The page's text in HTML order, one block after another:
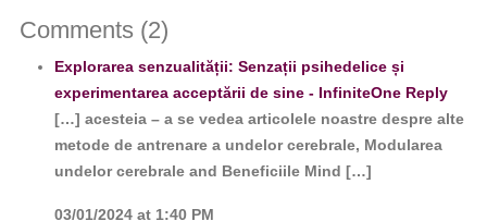
Comments (2)
Explorarea senzualității: Senzații psihedelice și
experimentarea acceptării de sine - InfiniteOne Reply
[…] acesteia – a se vedea articolele noastre despre alte
metode de antrenare a undelor cerebrale, Modularea
undelor cerebrale and Beneficiile Mind […]
03/01/2024 at 1:40 PM